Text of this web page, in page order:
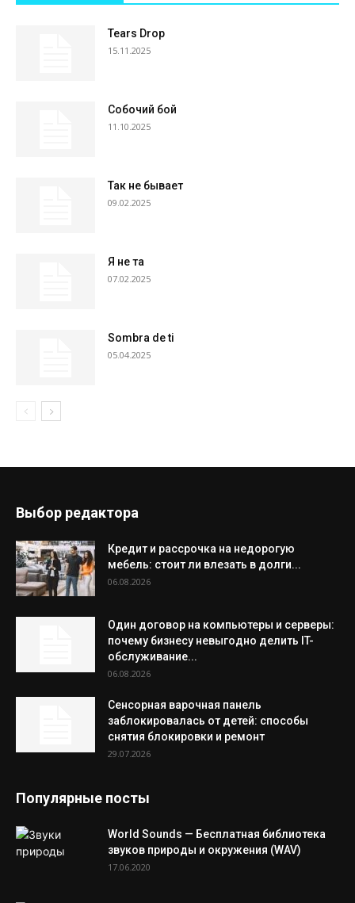
Tears Drop
15.11.2025
Собочий бой
11.10.2025
Так не бывает
09.02.2025
Я не та
07.02.2025
Sombra de ti
05.04.2025
Выбор редактора
Кредит и рассрочка на недорогую
мебель: стоит ли влезать в долги...
06.08.2026
Один договор на компьютеры и серверы:
почему бизнесу невыгодно делить IT-
обслуживание...
06.08.2026
Сенсорная варочная панель
заблокировалась от детей: способы
снятия блокировки и ремонт
29.07.2026
Популярные посты
World Sounds — Бесплатная библиотека
звуков природы и окружения (WAV)
17.06.2020